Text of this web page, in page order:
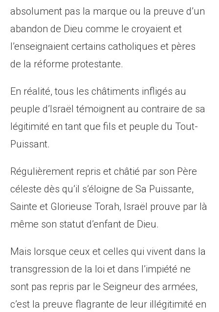
absolument pas la marque ou la preuve d’un
abandon de Dieu comme le croyaient et
l’enseignaient certains catholiques et pères
de la réforme protestante.
En réalité, tous les châtiments infligés au
peuple d’Israël témoignent au contraire de sa
légitimité en tant que fils et peuple du Tout-
Puissant.
Régulièrement repris et châtié par son Père
céleste dès qu’il s’éloigne de Sa Puissante,
Sainte et Glorieuse Torah, Israël prouve par là
même son statut d’enfant de Dieu.
Mais lorsque ceux et celles qui vivent dans la
transgression de la loi et dans l’impiété ne
sont pas repris par le Seigneur des armées,
c’est la preuve flagrante de leur illégitimité en